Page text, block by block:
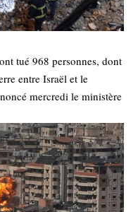
tué 968 personnes, dont
entre Israël et le
mercredi le ministère